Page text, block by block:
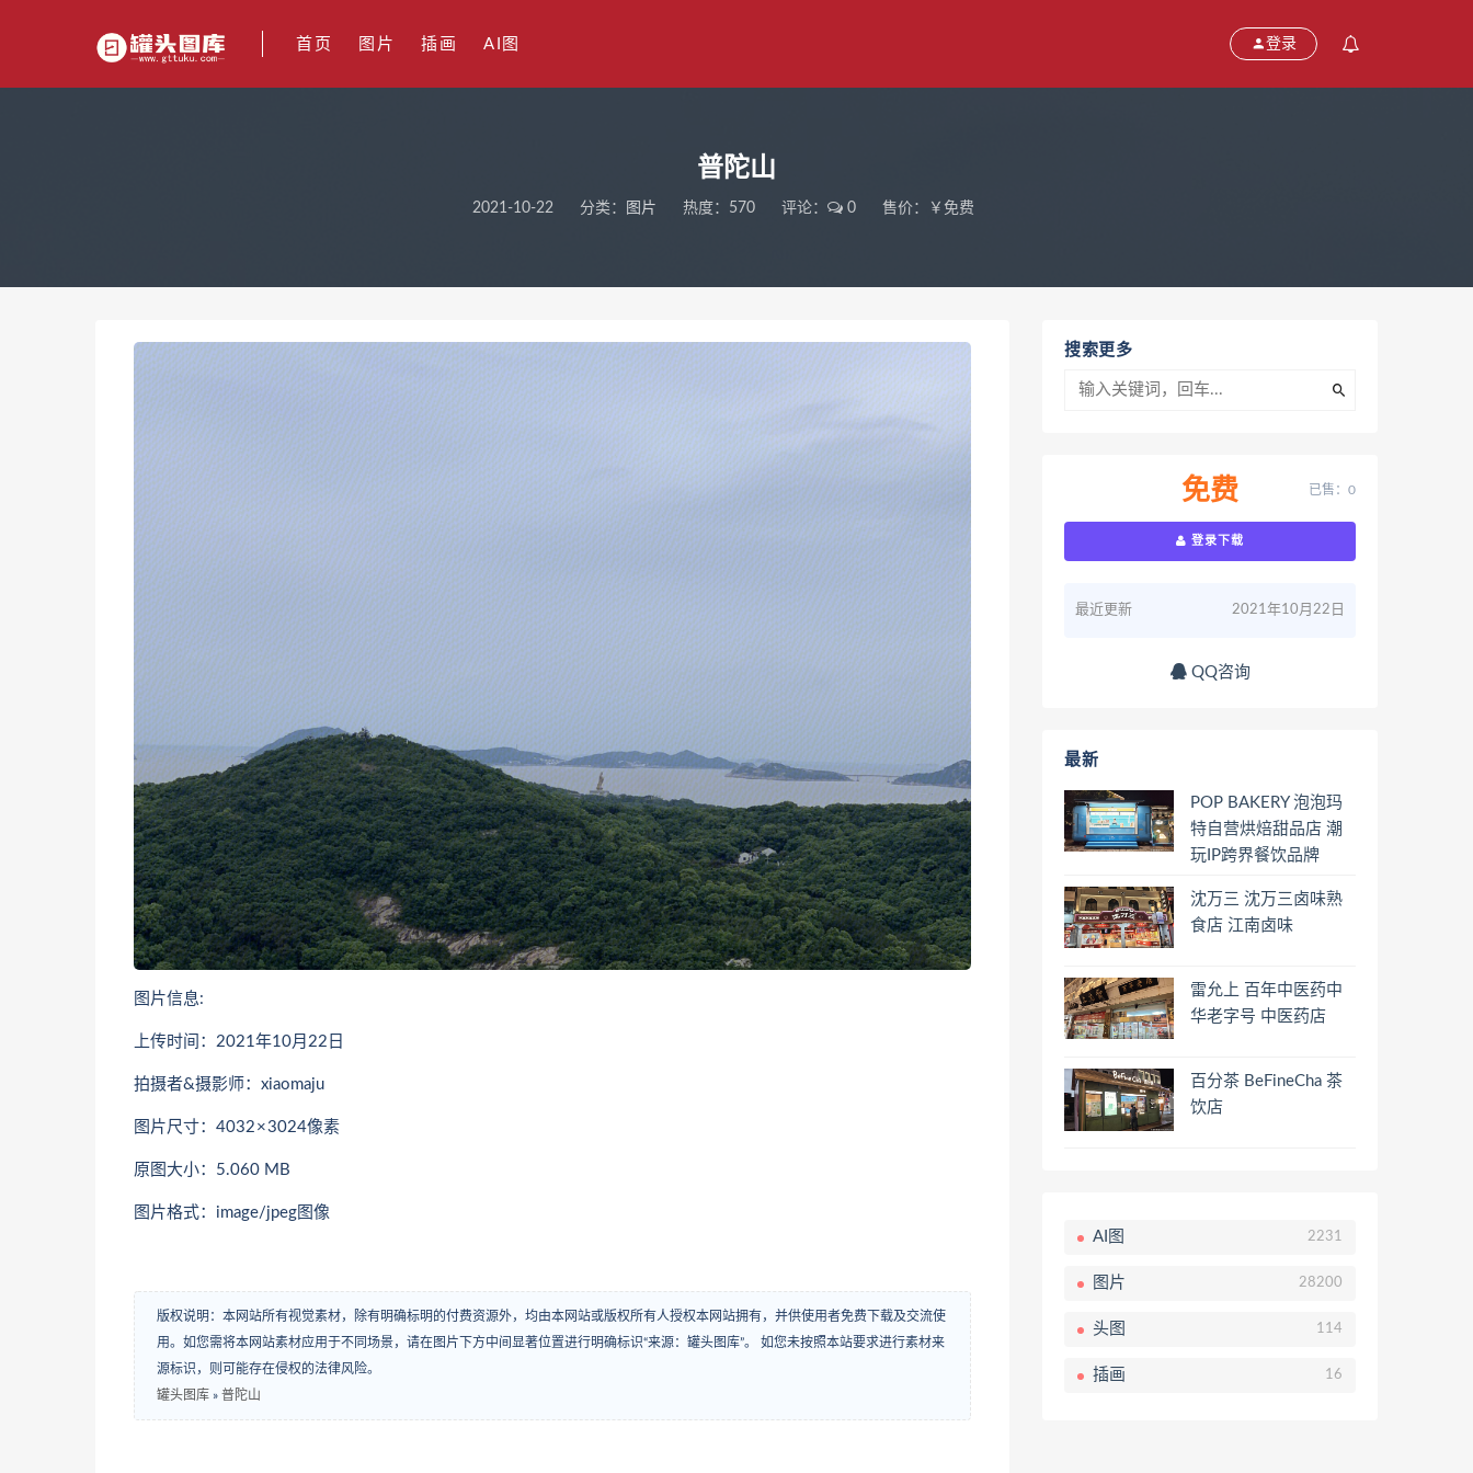
首页 图片 插画 AI图 登录
普陀山
2021-10-22 分类： 图片 热度：570 评论： 0 售价：￥免费
图片信息:
上传时间：2021年10月22日
拍摄者&摄影师：xiaomaju
图片尺寸：4032 × 3024像素
原图大小：5.060 MB
图片格式：image/jpeg图像
版权说明：本网站所有视觉素材，除有明确标明的付费资源外，均由本网站或版权所有人授权本网站拥有，并供使用者免费下载及交流使
用。如您需将本网站素材应用于不同场景，请在图片下方中间显著位置进行明确标识“来源：罐头图库”。 如您未按照本站要求进行素材来
源标识，则可能存在侵权的法律风险。
罐头图库 » 普陀山
搜索更多
免费 已售：0
登录下载
最近更新 2021年10月22日
QQ咨询
最新
POP BAKERY 泡泡玛
特自营烘焙甜品店 潮
玩IP跨界餐饮品牌
沈万三 沈万三卤味熟
食店 江南卤味
雷允上 百年中医药中
华老字号 中医药店
百分茶 BeFineCha 茶
饮店
AI图 2231
图片 28200
头图 114
插画 16